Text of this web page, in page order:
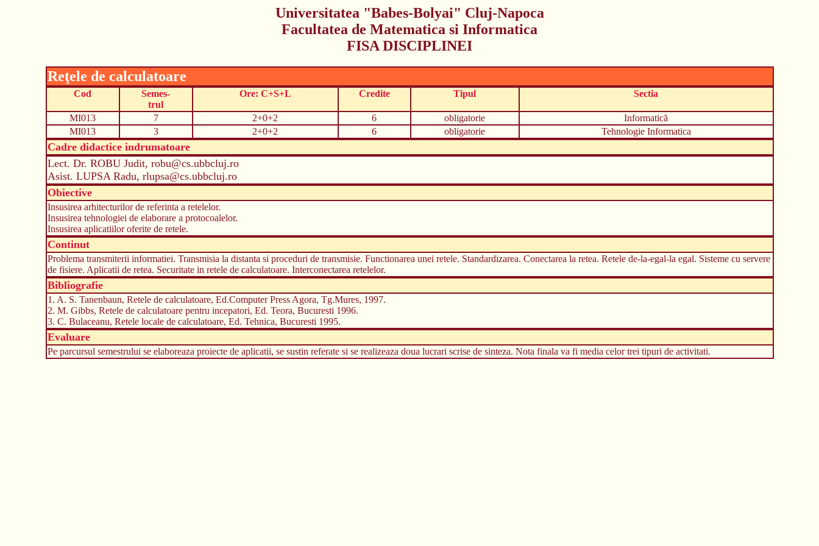
Universitatea "Babes-Bolyai" Cluj-Napoca
Facultatea de Matematica si Informatica
FISA DISCIPLINEI
Reţele de calculatoare
Cod
Semes-
trul
Ore: C+S+L Credite Tipul Sectia
MI013 7 2+0+2 6 obligatorie
Informatică
MI013
3 2+0+2 6 obligatorie Tehnologie Informatica
Cadre didactice indrumatoare
Lect. Dr. ROBU Judit, robu@cs.ubbcluj.ro
Asist. LUPSA Radu, rlupsa@cs.ubbcluj.ro
Obiective
Insusirea arhitecturilor de referinta a retelelor.
Insusirea tehnologiei de elaborare a protocoalelor.
Insusirea aplicatiilor oferite de retele.
Continut
Problema transmiterii informatiei. Transmisia la distanta si proceduri de transmisie. Functionarea unei retele. Standardizarea. Conectarea la retea. Retele de-la-egal-la egal. Sisteme cu servere
de fisiere. Aplicatii de retea. Securitate in retele de calculatoare. Interconectarea retelelor.
Bibliografie
1. A. S. Tanenbaun, Retele de calculatoare, Ed.Computer Press Agora, Tg.Mures, 1997.
2. M. Gibbs, Retele de calculatoare pentru incepatori, Ed. Teora, Bucuresti 1996.
3. C. Bulaceanu, Retele locale de calculatoare, Ed. Tehnica, Bucuresti 1995.
Evaluare
Pe parcursul semestrului se elaboreaza proiecte de aplicatii, se sustin referate si se realizeaza doua lucrari scrise de sinteza. Nota finala va fi media celor trei tipuri de activitati.